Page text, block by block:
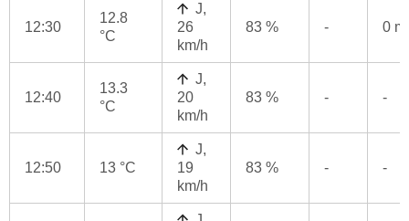
12:30
12.8
°C
J,
26
km/h
83 % - 0
12:40
13.3
°C
J,
20
km/h
83 % - -
12:50 13 °C
J,
19
km/h
83 % - -